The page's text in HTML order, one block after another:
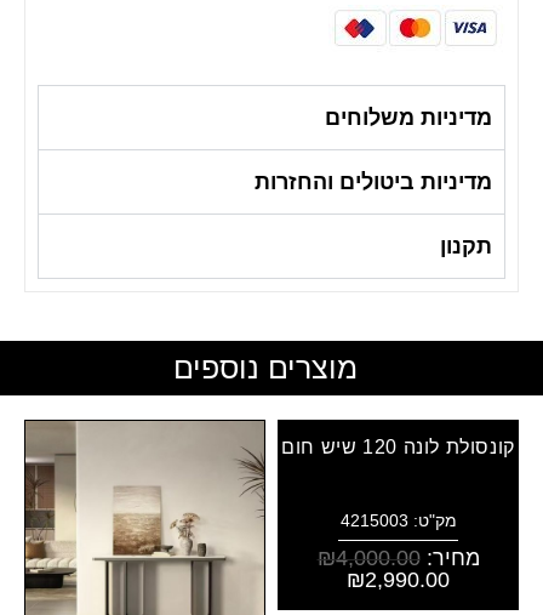
מדיניות משלוחים
מדיניות ביטולים והחזרות
תקנון
מוצרים נוספים
קונסולת לונה 120 שיש חום
מק"ט: 4215003
מחיר: ₪4,000.00
₪2,990.00